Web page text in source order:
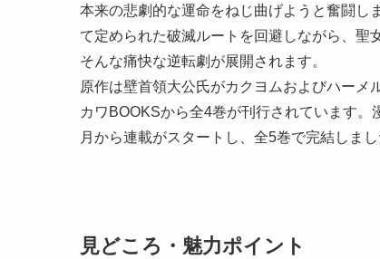
本来の悲劇的な運命をねじ曲げようと奮闘し
て定められた破滅ルートを回避しながら、
そんな痛快な逆転劇が展開されます。
原作は壁首領大公氏がカクヨムおよびハーメ
カワBOOKSから全4巻が刊行されています
月から連載がスタートし、全5巻で完結しまし
見どころ・魅力ポイント